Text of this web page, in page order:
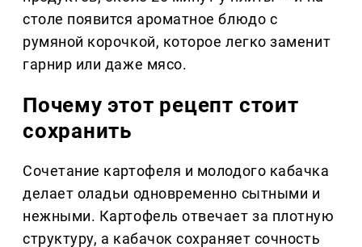
столе появится ароматное блюдо с
румяной корочкой, которое легко заменит
гарнир или даже мясо.
Почему этот рецепт стоит
сохранить
Сочетание картофеля и молодого кабачка
делает оладьи одновременно сытными и
нежными. Картофель отвечает за плотную
структуру, а кабачок сохраняет сочность